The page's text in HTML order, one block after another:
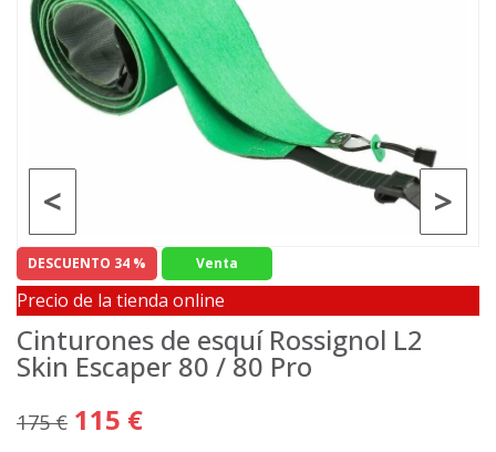
>
<
DESCUENTO 34 % Venta
Precio de la tienda online
Cinturones de esquí Rossignol L2
Skin Escaper 80 / 80 Pro
175 € 115 €